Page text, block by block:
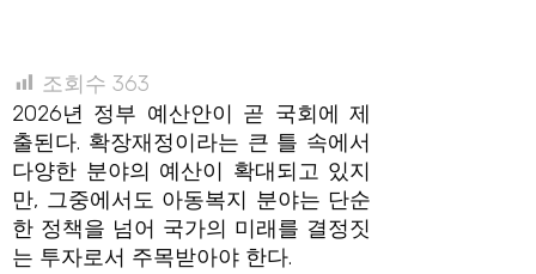
조회수 363
2026년 정부 예산안이 곧 국회에 제
출된다. 확장재정이라는 큰 틀 속에서
다양한 분야의 예산이 확대되고 있지
만, 그중에서도 아동복지 분야는 단순
한 정책을 넘어 국가의 미래를 결정짓
는 투자로서 주목받아야 한다.